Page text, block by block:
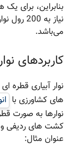
می‌باشد.
کاربردهای
نوار آبیاری قطره ای
های کشاورزی با انواع
نوارها به صورت
کشت های ردیفی و
عنوان مثال: